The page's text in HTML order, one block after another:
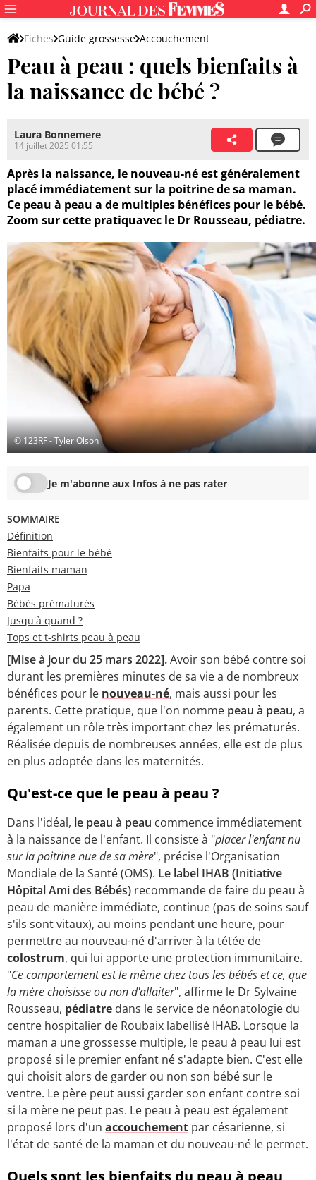
Fiches Guide grossesse Accouchement
Après l'accouchement
Peau à peau : quels bienfaits à
la naissance de bébé ?
Laura Bonnemere
14 juillet 2025 01:55
Après la naissance, le nouveau-né est généralement
placé immédiatement sur la poitrine de sa maman.
Ce peau à peau a de multiples bénéfices pour le bébé.
Zoom sur cette pratiquavec le Dr Rousseau, pédiatre.
© 123RF - Tyler Olson
Je m'abonne aux Infos à ne pas rater
SOMMAIRE
Définition
Bienfaits pour le bébé
Bienfaits maman
Papa
Bébés prématurés
Jusqu'à quand ?
Tops et t-shirts peau à peau
[Mise à jour du 25 mars 2022].Avoir son bébé contre soi
durant les premières minutes de sa vie a de nombreux
bénéfices pour le nouveau-né, mais aussi pour les
parents. Cette pratique, que l'on nomme peau à peau, a
également un rôle très important chez les prématurés.
Réalisée depuis de nombreuses années, elle est de plus
en plus adoptée dans les maternités.
Qu'est-ce que le peau à peau ?
Dans l'idéal, le peau à peau commence immédiatement
à la naissance de l'enfant. Il consiste à "placer l'enfant nu
sur la poitrine nue de sa mère", précise l'Organisation
Mondiale de la Santé (OMS). Le label IHAB (Initiative
Hôpital Ami des Bébés) recommande de faire du peau à
peau de manière immédiate, continue (pas de soins sauf
s'ils sont vitaux), au moins pendant une heure, pour
permettre au nouveau-né d'arriver à la tétée de
colostrum, qui lui apporte une protection immunitaire.
"Ce comportement est le même chez tous les bébés et ce, que
la mère choisisse ou non d'allaiter", affirme le Dr Sylvaine
Rousseau, pédiatre dans le service de néonatologie du
centre hospitalier de Roubaix labellisé IHAB. Lorsque la
maman a une grossesse multiple, le peau à peau lui est
proposé si le premier enfant né s'adapte bien. C'est elle
qui choisit alors de garder ou non son bébé sur le
ventre. Le père peut aussi garder son enfant contre soi
si la mère ne peut pas. Le peau à peau est également
proposé lors d'un accouchement par césarienne, si
l'état de santé de la maman et du nouveau-né le permet.